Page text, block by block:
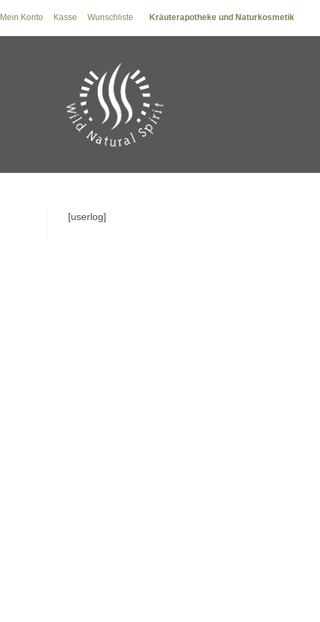
Mein Konto Kasse Wunschliste Kräuterapotheke und Naturkosmetik
[userlog]